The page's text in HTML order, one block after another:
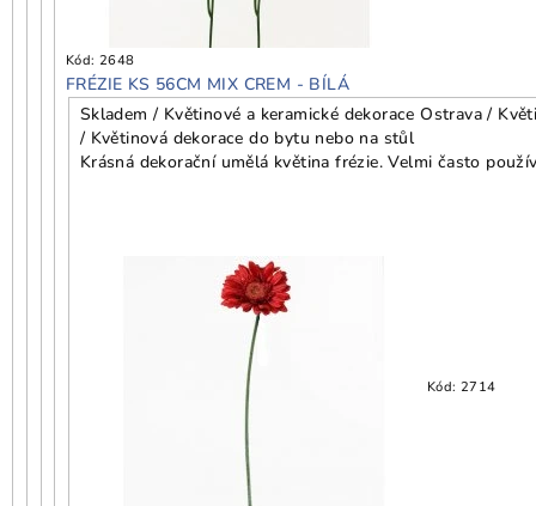
Kód: 2648
FRÉZIE KS 56CM MIX CREM - BÍLÁ
Skladem / Květinové a keramické dekorace Ostrava /
/ Květinová dekorace do bytu nebo na stůl
Krásná dekorační umělá květina frézie. Velmi často
Kód: 2714